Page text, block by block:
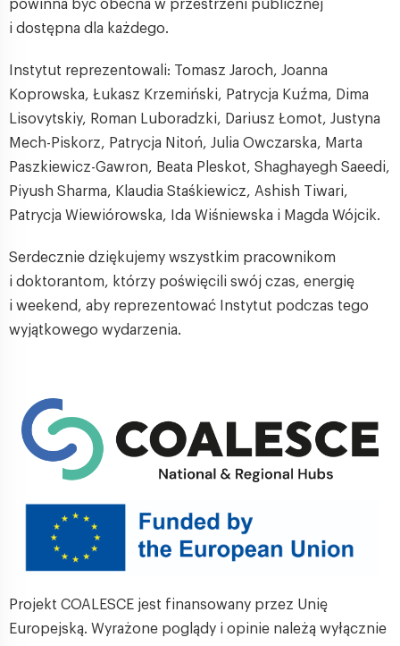
powinna być obecna w przestrzeni publicznej
i dostępna dla każdego.
Instytut reprezentowali: Tomasz Jaroch, Joanna
Koprowska, Łukasz Krzemiński, Patrycja Kuźma, Dima
Lisovytskiy, Roman Luboradzki, Dariusz Łomot, Justyna
Mech-Piskorz, Patrycja Nitoń, Julia Owczarska, Marta
Paszkiewicz-Gawron, Beata Pleskot, Shaghayegh Saeedi,
Piyush Sharma, Klaudia Staśkiewicz, Ashish Tiwari,
Patrycja Wiewiórowska, Ida Wiśniewska i Magda Wójcik.
Serdecznie dziękujemy wszystkim pracownikom
i doktorantom, którzy poświęcili swój czas, energię
i weekend, aby reprezentować Instytut podczas tego
wyjątkowego wydarzenia.
Projekt COALESCE jest finansowany przez Unię
Europejską. Wyrażone poglądy i opinie należą wyłącznie